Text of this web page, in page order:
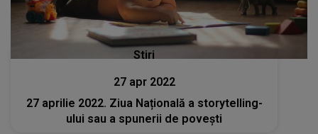
Stiri
27 apr 2022
27 aprilie 2022. Ziua Națională a storytelling-
ului sau a spunerii de povești